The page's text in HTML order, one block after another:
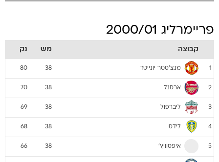
פריימרליג 2000/01
קבוצה מש נק
1 מנצ'סטר יונייטד 38
80
2 ארסנל 38
70
3 ליברפול 38
69
4 לידס 38
68
5 איפסוויץ' 38
66